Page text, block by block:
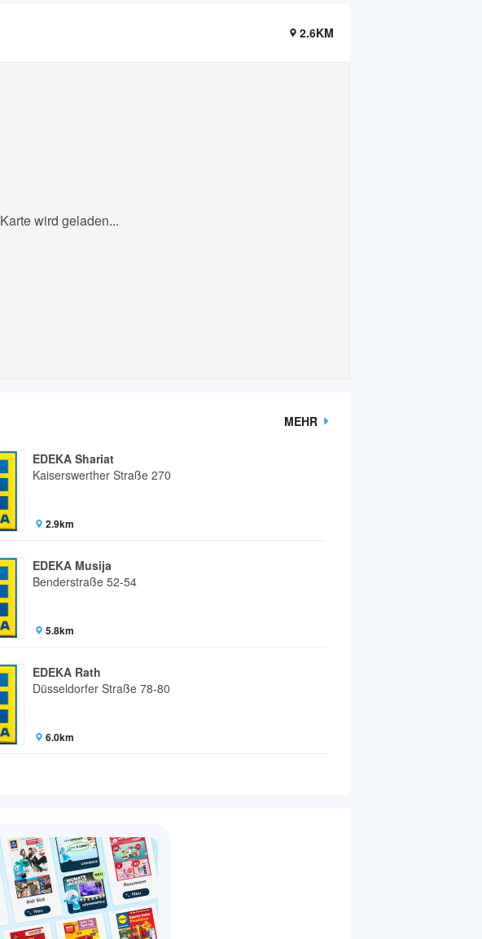
2.6KM
Karte wird geladen...
MEHR
EDEKA Shariat
Kaiserswerther Straße 270
2.9km
EDEKA Musija
Benderstraße 52-54
5.8km
EDEKA Rath
Düsseldorfer Straße 78-80
6.0km